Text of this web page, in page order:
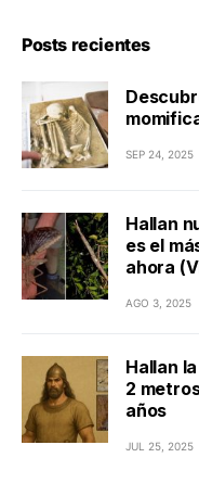
Posts recientes
SEP 24, 2025
Hallan
es el
ahora
AGO 3, 2025
Hallan
2
años
JUL 25, 2025